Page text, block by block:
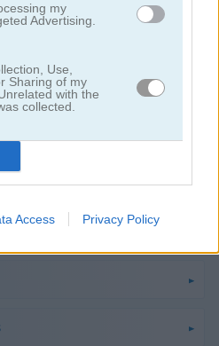
my
Advertising.
Use,
Sharing of my
with the
collected.
Access Privacy Policy